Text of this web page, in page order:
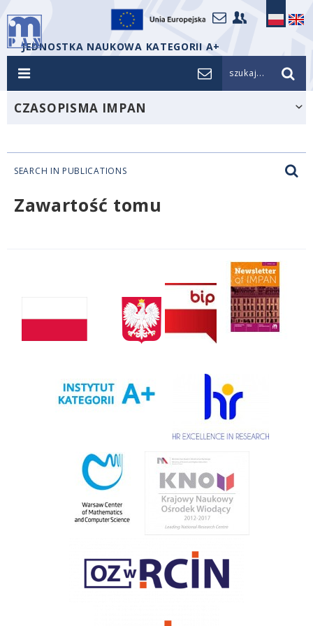
JEDNOSTKA NAUKOWA KATEGORII A+
szukaj...
CZASOPISMA IMPAN
SEARCH IN PUBLICATIONS
Zawartość tomu